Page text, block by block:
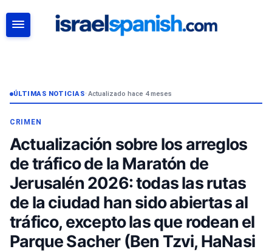
ÚLTIMAS NOTICIAS• Actualizado hace 4 meses
CRIMEN
Actualización sobre los arreglos
de tráfico de la Maratón de
Jerusalén 2026: todas las rutas
de la ciudad han sido abiertas al
tráfico, excepto las que rodean el
Parque Sacher (Ben Tzvi, HaNasi